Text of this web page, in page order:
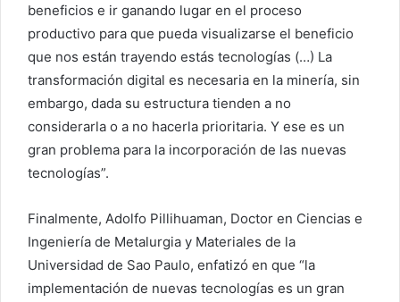
beneficios e ir ganando lugar en el proceso
productivo para que pueda visualizarse el beneficio
que nos están trayendo estás tecnologías (…) La
transformación digital es necesaria en la minería, sin
embargo, dada su estructura tienden a no
considerarla o a no hacerla prioritaria. Y ese es un
gran problema para la incorporación de las nuevas
tecnologías”.
Finalmente, Adolfo Pillihuaman, Doctor en Ciencias e
Ingeniería de Metalurgia y Materiales de la
Universidad de Sao Paulo, enfatizó en que “la
implementación de nuevas tecnologías es un gran